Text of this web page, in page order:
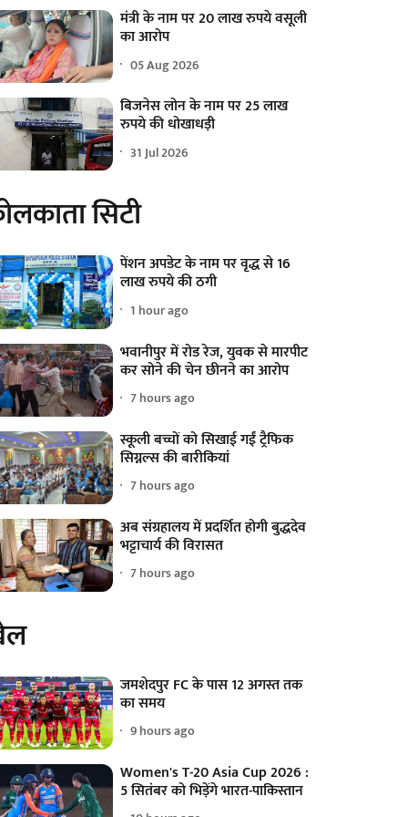
मंत्री के नाम पर 20 लाख रुपये वसूली
का आरोप
05 Aug 2026
बिजनेस लोन के नाम पर 25 लाख
रुपये की धोखाधड़ी
31 Jul 2026
सिटी
पेंशन अपडेट के नाम पर वृद्ध से 16
लाख रुपये की ठगी
1 hour ago
भवानीपुर में रोड रेज, युवक से मारपीट
कर सोने की चेन छीनने का आरोप
7 hours ago
स्कूली बच्चों को सिखाई गईं ट्रैफिक
सिग्नल्स की बारीकियां
7 hours ago
अब संग्रहालय में प्रदर्शित होगी बुद्धदेव
भट्टाचार्य की विरासत
7 hours ago
जमशेदपुर FC के पास 12 अगस्त तक
का समय
9 hours ago
Women's T-20 Asia Cup 2026 :
5 सितंबर को भिड़ेंगे भारत-पाकिस्तान